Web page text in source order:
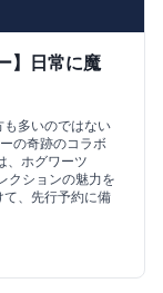
】日常に魔
多いのではない
の奇跡のコラボ
、ホグワーツ
クションの魅力を
、先行予約に備